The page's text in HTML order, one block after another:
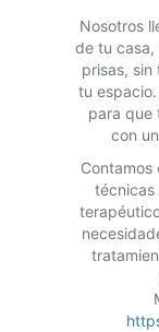
Nosotros
de tu casa,
prisas,
tu
para que
con
Contamos
técnicas